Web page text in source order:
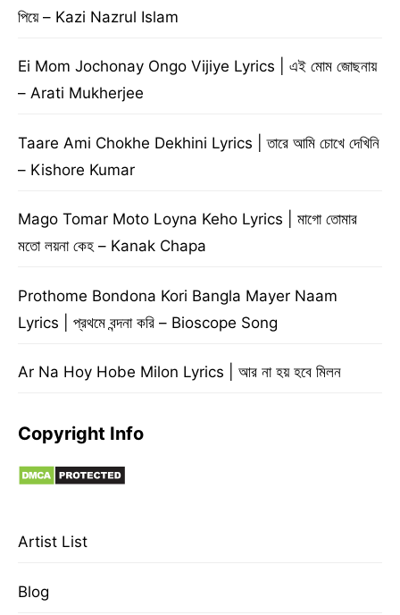
পিয়ে – Kazi Nazrul Islam
Ei Mom Jochonay Ongo Vijiye Lyrics | এই মোম জোছনায়
– Arati Mukherjee
Taare Ami Chokhe Dekhini Lyrics | তারে আমি চোখে দেখিনি
– Kishore Kumar
Mago Tomar Moto Loyna Keho Lyrics | মাগো তোমার
মতো লয়না কেহ – Kanak Chapa
Prothome Bondona Kori Bangla Mayer Naam
Lyrics | প্রথমে বন্দনা করি – Bioscope Song
Ar Na Hoy Hobe Milon Lyrics | আর না হয় হবে মিলন
Copyright Info
Artist List
Blog